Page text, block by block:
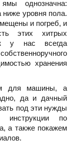
однозначна:
ниже уровня пола.
и погреб, и
этих хитрых
у нас всегда
хранения
для машины, а
да и дачный
под эти нужды
по
а также покажем